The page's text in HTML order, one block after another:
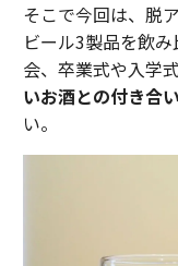
そこで今回は、脱
ビール3製品を飲
会、卒業式や入学
いお酒との付き合
い。